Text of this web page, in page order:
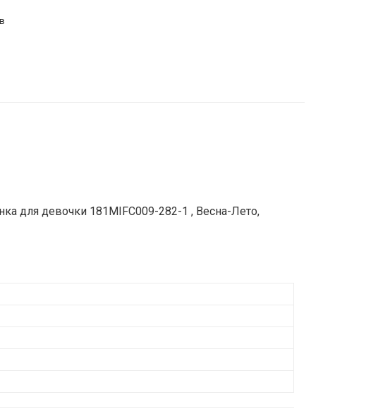
для девочки 181MIFC009-282-1 , Весна-Лето,